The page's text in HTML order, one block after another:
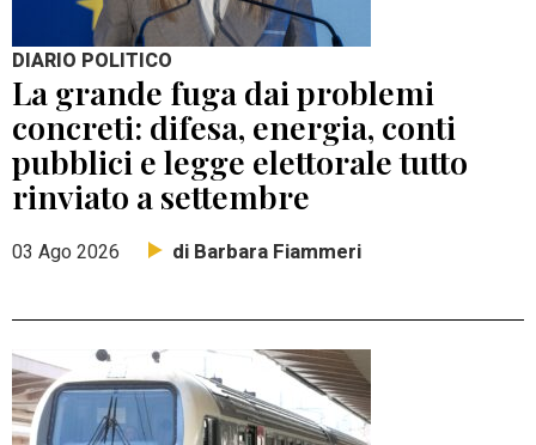
DIARIO POLITICO
La grande fuga dai problemi
concreti: difesa, energia, conti
pubblici e legge elettorale tutto
rinviato a settembre
03 Ago 2026 di Barbara Fiammeri